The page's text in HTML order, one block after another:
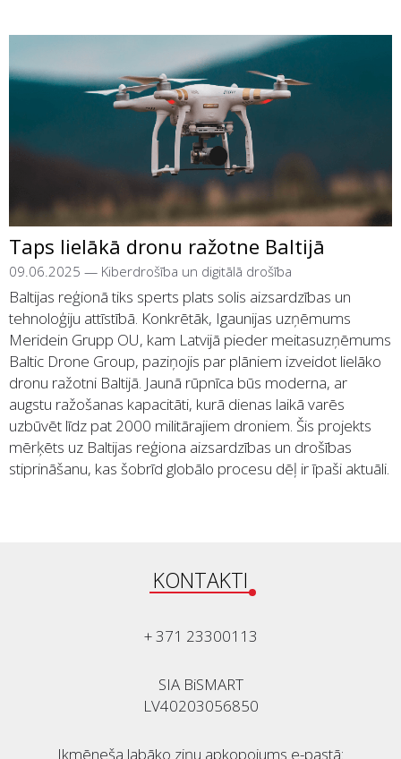
Taps lielākā dronu ražotne Baltijā
09.06.2025 — Kiberdrošība un digitālā drošība
Baltijas reģionā tiks sperts plats solis aizsardzības un
tehnoloģiju attīstībā. Konkrētāk, Igaunijas uzņēmums
Meridein Grupp OU, kam Latvijā pieder meitasuzņēmums
Baltic Drone Group, paziņojis par plāniem izveidot lielāko
dronu ražotni Baltijā. Jaunā rūpnīca būs moderna, ar
augstu ražošanas kapacitāti, kurā dienas laikā varēs
uzbūvēt līdz pat 2000 militārajiem droniem. Šis projekts
mērķēts uz Baltijas reģiona aizsardzības un drošības
stiprināšanu, kas šobrīd globālo procesu dēļ ir īpaši aktuāli.
KONTAKTI
+ 371 23300113
SIA BiSMART
LV40203056850
Ikmēneša labāko ziņu apkopojums e-pastā: